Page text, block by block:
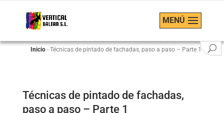
MENÚ
Inicio -Técnicas de pintado de fachadas, paso a paso – Parte 1
Técnicas de pintado de fachadas,
paso a paso – Parte 1